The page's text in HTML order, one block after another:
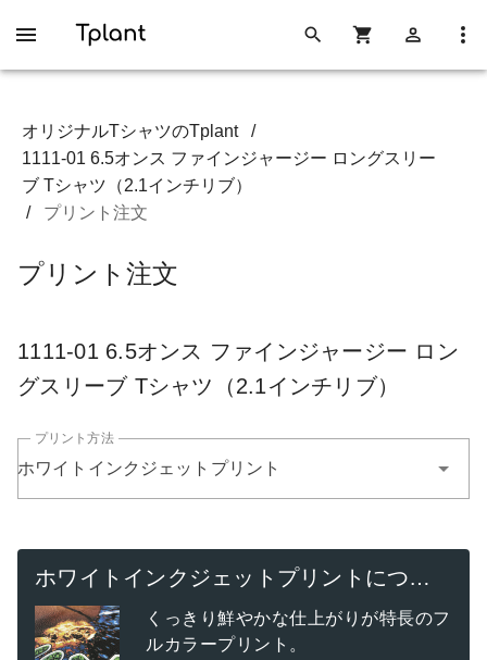
オリジナルTシャツのTplant
/
1111-01 6.5オンス ファインジャージー ロングスリー
ブ Tシャツ（2.1インチリブ）
/
プリント注文
プリント注文
1111-01 6.5オンス ファインジャージー ロン
グスリーブ Tシャツ（2.1インチリブ）
ホワイトインクジェットプリント
プリント方法
ホワイトインクジェットプリントについて
くっきり鮮やかな仕上がりが特長のフ
ルカラープリント。